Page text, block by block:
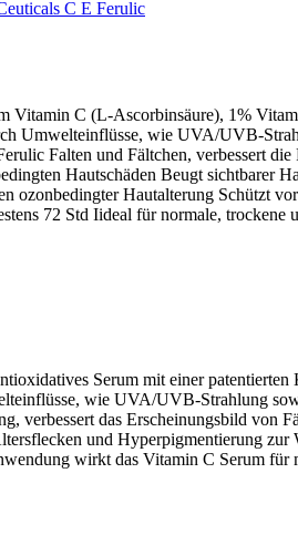
Vitamin C (L-Ascorbinsäure), 1%
Umwelteinflüsse, wie UVA/UVB-
Falten und Fältchen, verbessert
Hautschäden Beugt sichtbarer
ozonbedingter Hautalterung Schützt
72 Std Iideal für normale,
Serum mit einer
wie UVA/UVB-Strahlung
verbessert das Erscheinungsbild von
und Hyperpigmentierung
wirkt das Vitamin C Serum